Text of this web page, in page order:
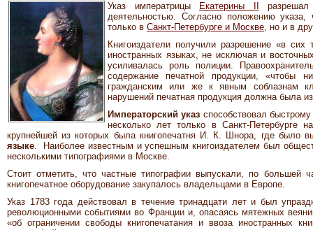
Указ императрицы Екатерины II
разрешал
деятельностью. Согласно положению
только в Санкт-Петербурге и Москве, но и в
Книгоиздатели получили разрешение «в сих
иностранных языках, не исключая и
усиливалась роль полиции.
содержание печатной продукции, «чтобы
гражданским или же к явным соблазнам
нарушений печатная продукция должна была
Императорский указ способствовал
несколько лет только в Санкт-Петербурге
крупнейшей из которых была книгопечатня И. К. Шнора, где было
языке. Наиболее известным и успешным книгоиздателем был
несколькими типографиями в Москве.
Стоит отметить, что частные типографии выпускали, по большей
книгопечатное оборудование закупалось владельцами в Европе.
Указ 1783 года действовал в течение тринадцати лет и был
революционными событиями во Франции и, опасаясь мятежных
«об ограничении свободы книгопечатания и ввоза иностранных